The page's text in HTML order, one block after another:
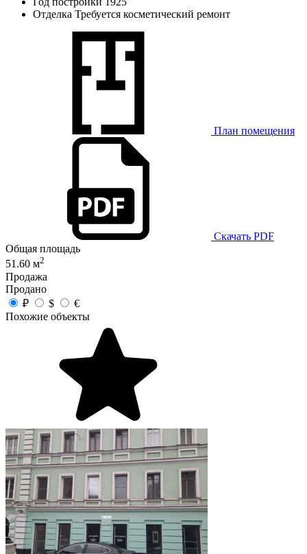
Отделка Требуется косметический ремонт
План помещения
Скачать PDF
Общая площадь
51.60 м2
Продажа
Продано
₽
$
€
Похожие объекты